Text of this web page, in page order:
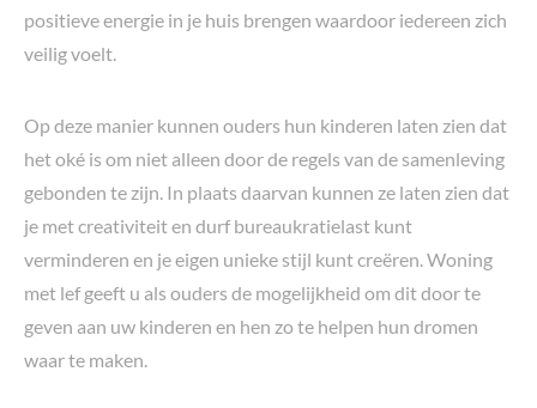
positieve energie in je huis brengen waardoor iedereen zich
veilig voelt.
Op deze manier kunnen ouders hun kinderen laten zien dat
het oké is om niet alleen door de regels van de samenleving
gebonden te zijn. In plaats daarvan kunnen ze laten zien dat
je met creativiteit en durf bureaukratielast kunt
verminderen en je eigen unieke stijl kunt creëren. Woning
met lef geeft u als ouders de mogelijkheid om dit door te
geven aan uw kinderen en hen zo te helpen hun dromen
waar te maken.